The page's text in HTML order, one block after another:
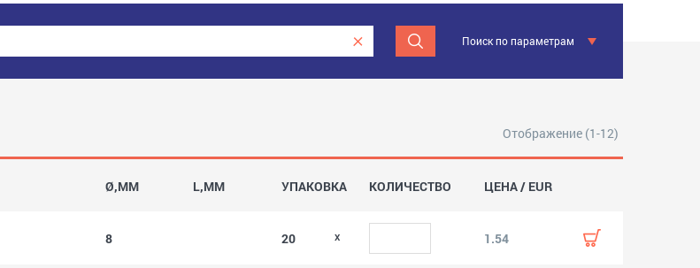
Поиск по параметрам
Отображение (1-12)
Ø,MM L,MM УПАКОВКА КОЛИЧЕСТВО ЦЕНА / EUR
8 20 1.54